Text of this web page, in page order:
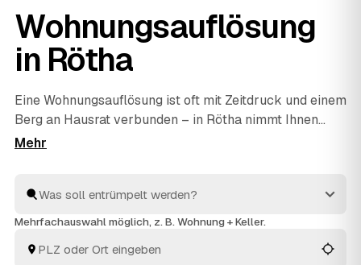
Wohnungsauflösung
in Rötha
Eine Wohnungsauflösung ist oft mit Zeitdruck und einem
Berg an Hausrat verbunden – in Rötha nimmt Ihnen
AWL die Anbietersuche ab. Sie geben den Umfang
herumzutelefonieren. Erst wird ausgeräumt und
fachgerecht entsorgt, dann die Wohnung besenrein
Auftrag an den Anbieter aus Rötha oder
Mehrfachauswahl möglich, z. B. Wohnung + Keller.